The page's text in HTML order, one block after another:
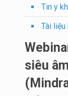
Tin y
Tài liệu
siêu